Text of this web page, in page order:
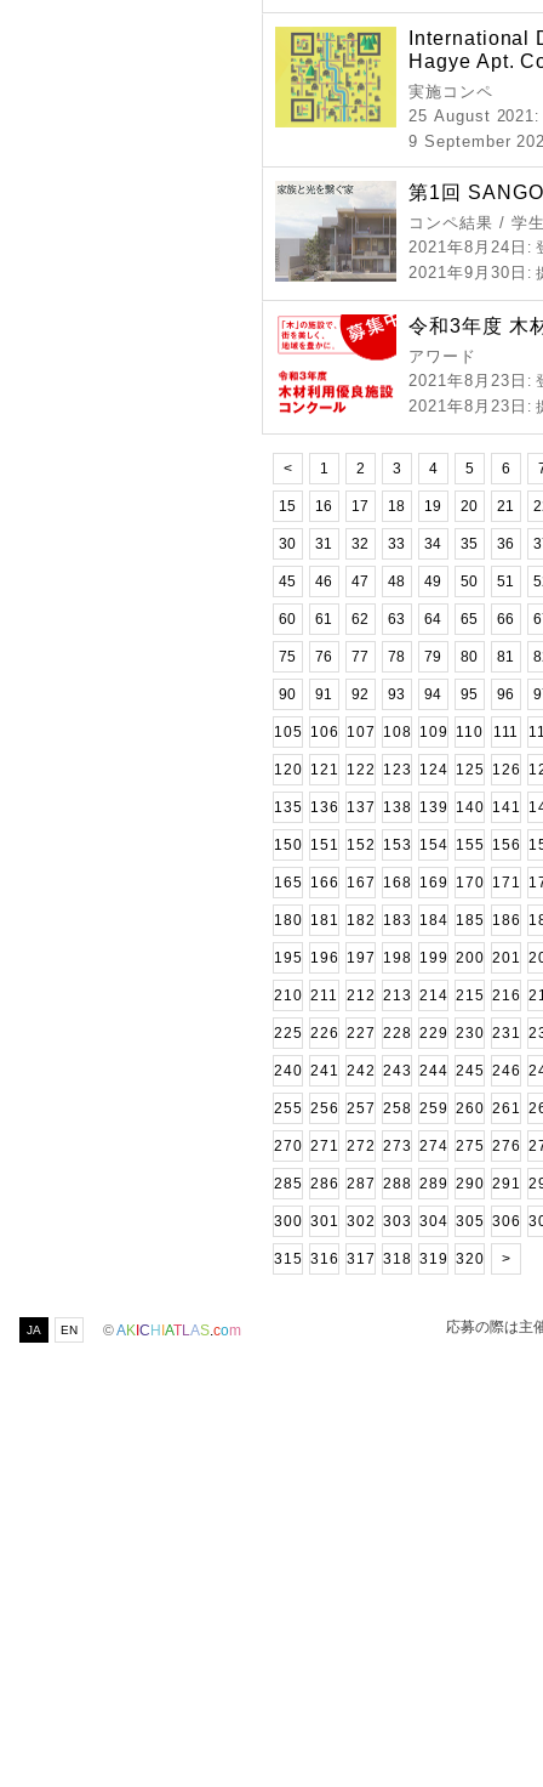
International
Hagye Apt.
実施コンペ
25 August 2021:
9 September
第1回
コンペ結果 / 学
2021年8月24日 :
2021年9月30日 :
令和3年度 木
アワード
2021年8月23日 :
2021年8月23日 :
< 1 2 3 4 5 6
15 16 17 18 19 20 21
30 31 32 33 34 35 36
45 46 47 48 49 50 51
60 61 62 63 64 65 66
75 76 77 78 79 80 81
90 91 92 93 94 95 96
105 106 107 108 109 110 111
120 121 122 123 124 125 126
135 136 137 138 139 140 141
150 151 152 153 154 155 156
165 166 167 168 169 170 171
180 181 182 183 184 185 186
195 196 197 198 199 200 201
210 211 212 213 214 215 216
225 226 227 228 229 230 231
240 241 242 243 244 245 246
255 256 257 258 259 260 261
270 271 272 273 274 275 276
285 286 287 288 289 290 291
300 301 302 303 304 305 306
315 316 317 318 319 320 >
JA EN ©AK C H ATLAS.com 応募の際は主